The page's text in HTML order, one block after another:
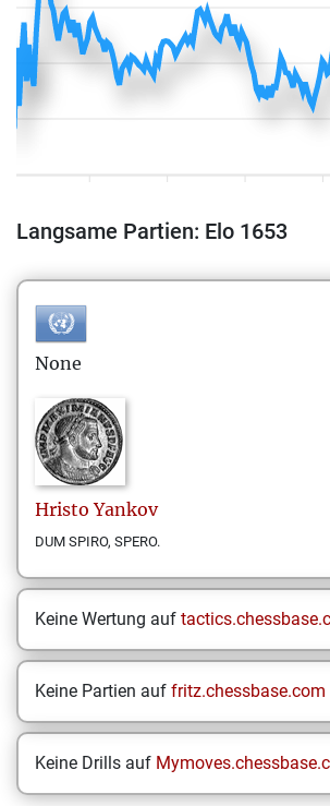
Langsame Partien: Elo 1653
None
Hristo Yankov
DUM SPIRO, SPERO.
Keine Wertung auf
Keine Partien auf fritz.chessbase.com
Keine Drills auf